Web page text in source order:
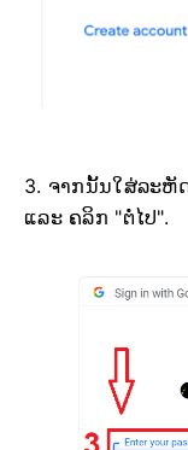
3. ຈາກນັ້ນໃສ່ລະຫັ
ແລະ ຄລິກ "ຕໍ່ໄປ".